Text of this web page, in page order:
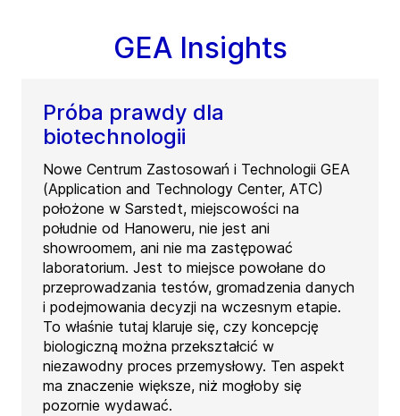
GEA Insights
Próba prawdy dla
biotechnologii
Nowe Centrum Zastosowań i Technologii GEA
(Application and Technology Center, ATC)
położone w Sarstedt, miejscowości na
południe od Hanoweru, nie jest ani
showroomem, ani nie ma zastępować
laboratorium. Jest to miejsce powołane do
przeprowadzania testów, gromadzenia danych
i podejmowania decyzji na wczesnym etapie.
To właśnie tutaj klaruje się, czy koncepcję
biologiczną można przekształcić w
niezawodny proces przemysłowy. Ten aspekt
ma znaczenie większe, niż mogłoby się
pozornie wydawać.